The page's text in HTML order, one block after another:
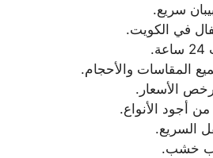
سريع.
في الكويت.
المقاسات والأحجام.
الأسعار.
أجود الأنواع.
السريع.
خشب.